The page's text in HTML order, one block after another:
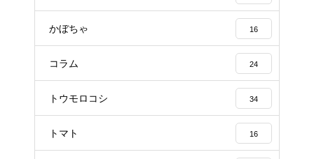
かぼちゃ 16
コラム 24
トウモロコシ 34
トマト 16